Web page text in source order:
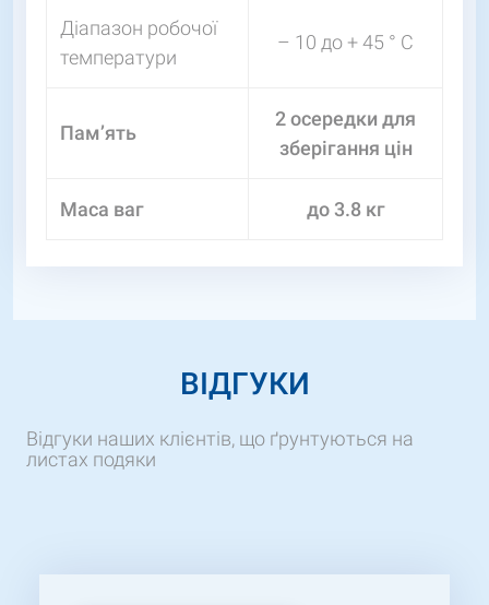
Діапазон робочої
температури
– 10 до + 45 ° C
Пам’ять
2 осередки для
зберігання цін
Маса ваг до 3.8 кг
ВІДГУКИ
Відгуки наших клієнтів, що ґрунтуються на
листах подяки